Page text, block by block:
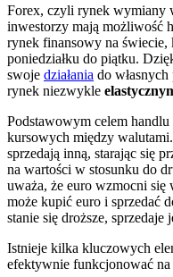
Forex, czyli rynek wymiany
inwestorzy mają możliwość
rynek finansowy na świecie,
poniedziałku do piątku.
swoje działania do
rynek niezwykle
Podstawowym celem
kursowych między
sprzedają inną, starając się
na wartości w stosunku do
uważa, że euro wzmocni się
może kupić euro i sprzedać
stanie się droższe, sprzedaje
Istnieje kilka kluczowych
efektywnie funkcjonować